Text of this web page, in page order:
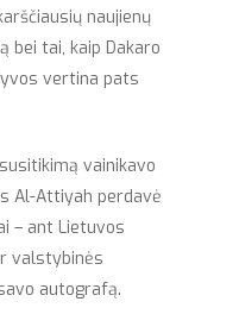
naujienų
bei tai, kaip Dakaro
vertina pats
vainikavo
Al-Attiyah perdavė
– ant Lietuvos
valstybinės
autografą.